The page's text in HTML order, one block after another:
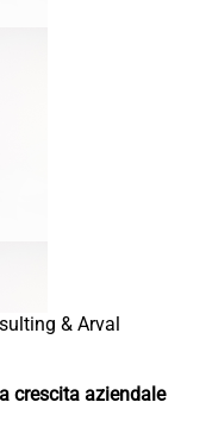
& Arval
crescita aziendale